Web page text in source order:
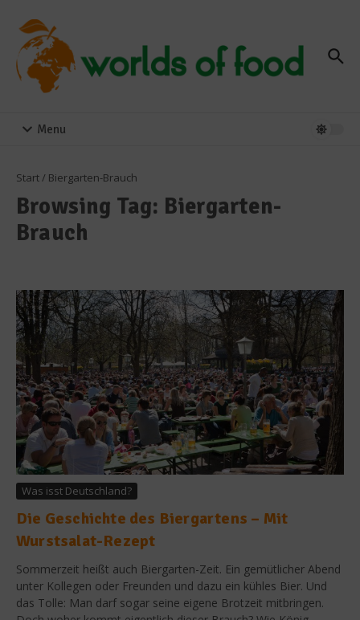
Menu
Start/ Biergarten-Brauch
Browsing Tag: Biergarten-
Brauch
Was isst Deutschland?
Die Geschichte des Biergartens – Mit
Wurstsalat-Rezept
Sommerzeit heißt auch Biergarten-Zeit. Ein gemütlicher Abend
unter Kollegen oder Freunden und dazu ein kühles Bier. Und
das Tolle: Man darf sogar seine eigene Brotzeit mitbringen.